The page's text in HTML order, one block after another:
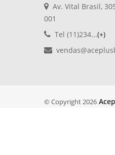
Av. Vital Brasil,
001
Tel (11)234...(+)
© Copyright 2026